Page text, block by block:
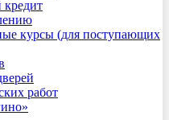
кредит
курсы (для поступающих
работ